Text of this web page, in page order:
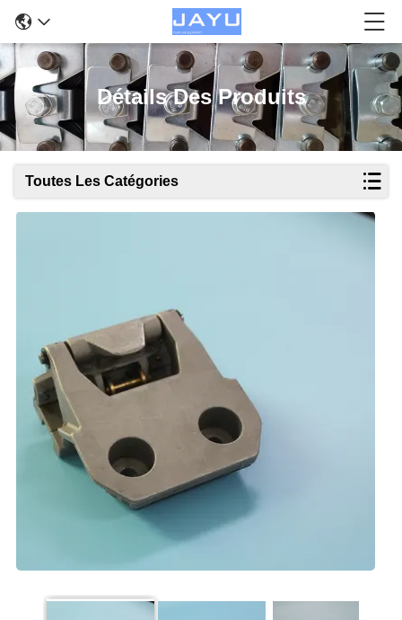
Détails Des Produits
Toutes Les Catégories